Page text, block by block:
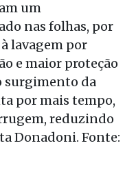
um
nas folhas, por
lavagem por
e maior proteção
surgimento da
por mais tempo,
reduzindo
Donadoni. Fonte: